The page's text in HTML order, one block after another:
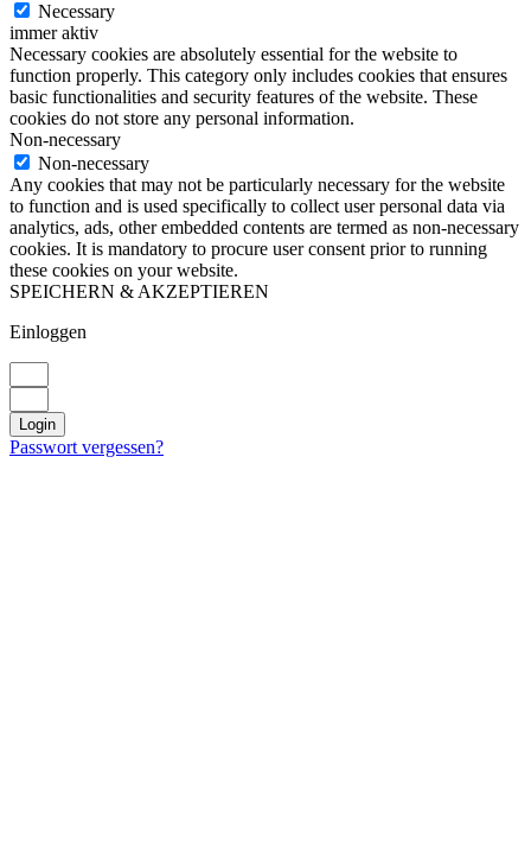
Necessary
immer aktiv
Necessary cookies are absolutely essential for the website to
function properly. This category only includes cookies that ensures
basic functionalities and security features of the website. These
cookies do not store any personal information.
Non-necessary
Non-necessary
Any cookies that may not be particularly necessary for the website
to function and is used specifically to collect user personal data via
analytics, ads, other embedded contents are termed as non-necessary
cookies. It is mandatory to procure user consent prior to running
these cookies on your website.
SPEICHERN & AKZEPTIEREN
Einloggen
Login
Passwort vergessen?